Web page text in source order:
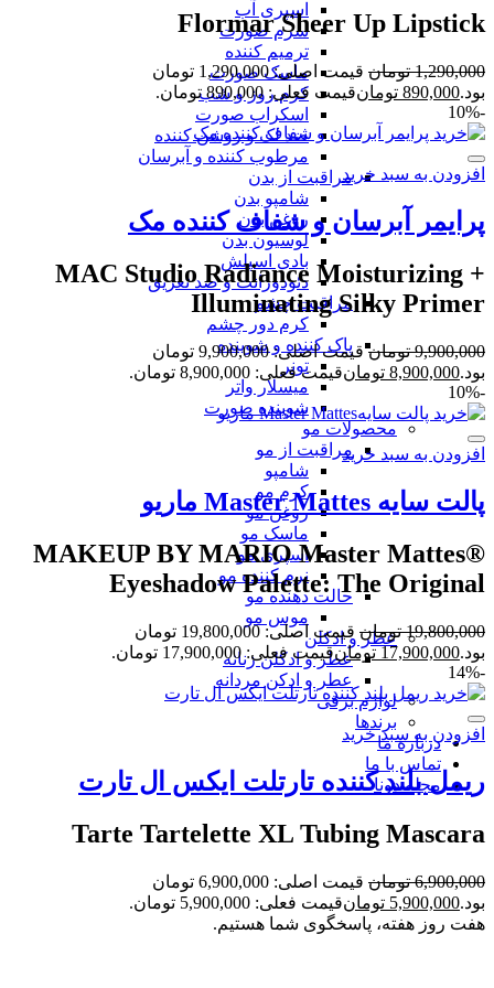
اسپری آب
سرم صورت
ترمیم کننده
ماسک صورت
کرم روز و شب
اسکراب صورت
ضد لک و روشن کننده
مرطوب کننده و آبرسان
مراقبت از بدن
شامپو بدن
روغن بدن
لوسیون بدن
بادی اسپلش
دئودورانت و ضد تعریق
مراقبت چشم
کرم دور چشم
پاک کننده و شوینده
تونر
میسلار واتر
شوینده صورت
محصولات مو
مراقبت از مو
شامپو
کرم مو
روغن مو
ماسک مو
اسپری مو
نرم کننده مو
حالت دهنده مو
موس مو
عطر و ادکلن
عطر و ادکلن زنانه
عطر و ادکن مردانه
لوازم برقی
برندها
درباره ما
تماس با ما
مجله دونا
Flormar Sheer Up Lipstick
1,290,000 تومان
قیمت اصلی: 1,290,000 تومان
بود.890,000 تومانقیمت فعلی: 890,000 تومان.
-10%
افزودن به سبد خرید
پرایمر آبرسان و شفاف کننده مک
MAC Studio Radiance Moisturizing +
Illuminating Silky Primer
9,900,000 تومان
قیمت اصلی: 9,900,000 تومان
بود.8,900,000 تومانقیمت فعلی: 8,900,000 تومان.
-10%
افزودن به سبد خرید
پالت سایه Master Mattes ماریو
MAKEUP BY MARIO Master Mattes®
Eyeshadow Palette: The Original
19,800,000 تومان
قیمت اصلی: 19,800,000 تومان
بود.17,900,000 تومانقیمت فعلی: 17,900,000 تومان.
-14%
افزودن به سبد خرید
ریمل بلند کننده تارتلت ایکس ال تارت
Tarte Tartelette XL Tubing Mascara
6,900,000 تومان
قیمت اصلی: 6,900,000 تومان
بود.5,900,000 تومانقیمت فعلی: 5,900,000 تومان.
هفت روز هفته، پاسخگوی شما هستیم.